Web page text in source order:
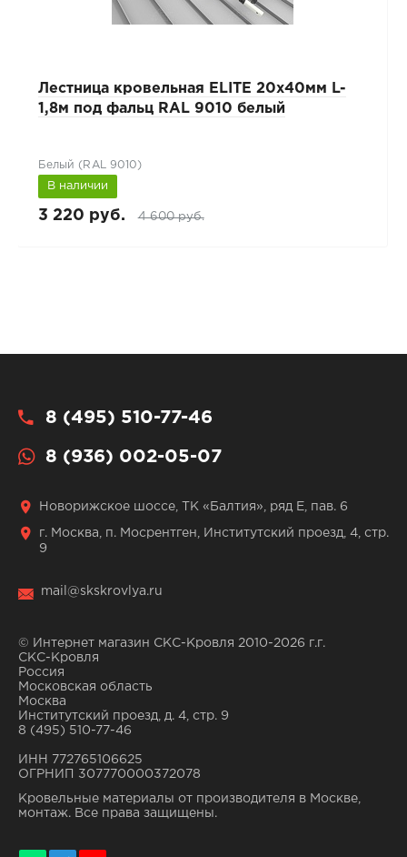
Лестница кровельная ELITE 20x40мм L-
1,8м под фальц RAL 9010 белый
Белый (RAL 9010)
В наличии
3 220 руб. 4 600 руб.
8 (495) 510-77-46
8 (936) 002-05-07
Новорижское шоссе, ТК «Балтия», ряд Е, пав. 6
г. Москва, п. Мосрентген, Институтский проезд, 4, стр.
9
mail@skskrovlya.ru
© Интернет магазин СКС-Кровля 2010-2026 г.г.
СКС-Кровля
Россия
Московская область
Москва
Институтский проезд, д. 4, стр. 9
8 (495) 510-77-46
ИНН 772765106625
ОГРНИП 307770000372078
Кровельные материалы от производителя в Москве,
монтаж. Все права защищены.